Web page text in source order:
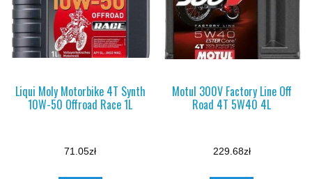
Liqui Moly Motorbike 4T Synth
10W-50 Offroad Race 1L
71.05zł
Motul 300V Factory Line Off
Road 4T 5W40 4L
229.68zł